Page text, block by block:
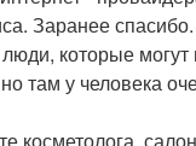
Заранее спасибо.
люди, которые
там у человека